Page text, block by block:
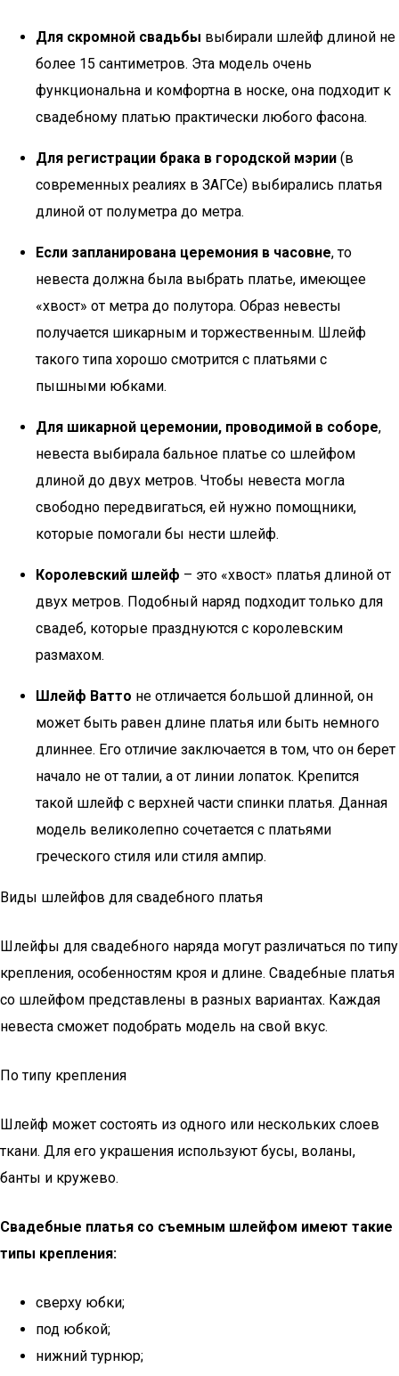
Для скромной свадьбы выбирали шлейф длиной не
более 15 сантиметров. Эта модель очень
функциональна и комфортна в носке, она подходит к
свадебному платью практически любого фасона.
Для регистрации брака в городской мэрии (в
современных реалиях в ЗАГСе) выбирались платья
длиной от полуметра до метра.
Если запланирована церемония в часовне, то
невеста должна была выбрать платье, имеющее
«хвост» от метра до полутора. Образ невесты
получается шикарным и торжественным. Шлейф
такого типа хорошо смотрится с платьями с
пышными юбками.
Для шикарной церемонии, проводимой в соборе,
невеста выбирала бальное платье со шлейфом
длиной до двух метров. Чтобы невеста могла
свободно передвигаться, ей нужно помощники,
которые помогали бы нести шлейф.
Королевский шлейф – это «хвост» платья длиной от
двух метров. Подобный наряд подходит только для
свадеб, которые празднуются с королевским
размахом.
Шлейф Ватто не отличается большой длинной, он
может быть равен длине платья или быть немного
длиннее. Его отличие заключается в том, что он берет
начало не от талии, а от линии лопаток. Крепится
такой шлейф с верхней части спинки платья. Данная
модель великолепно сочетается с платьями
греческого стиля или стиля ампир.
Виды шлейфов для свадебного платья
Шлейфы для свадебного наряда могут различаться по типу
крепления, особенностям кроя и длине. Свадебные платья
со шлейфом представлены в разных вариантах. Каждая
невеста сможет подобрать модель на свой вкус.
По типу крепления
Шлейф может состоять из одного или нескольких слоев
ткани. Для его украшения используют бусы, воланы,
банты и кружево.
Свадебные платья со съемным шлейфом имеют такие
типы крепления:
сверху юбки;
под юбкой;
нижний турнюр;